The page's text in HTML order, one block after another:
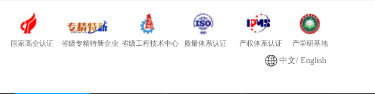
国家高企认证 省级专精特新企业 省级工程技术中心 质量体系认证 产权体系认证 产学研基地
中文/English